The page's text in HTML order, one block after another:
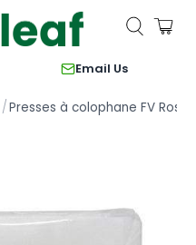
Email Us
Presses à colophane FV